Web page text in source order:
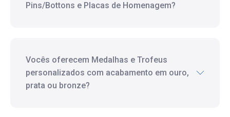
Pins/Bottons e Placas de Homenagem?
Vocês oferecem Medalhas e Trofeus
personalizados com acabamento em ouro,
prata ou bronze?